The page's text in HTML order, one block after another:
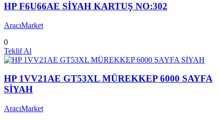
HP F6U66AE SİYAH KARTUŞ NO:302
AracıMarket
0
Teklif Al
HP 1VV21AE GT53XL MÜREKKEP 6000 SAYFA
SİYAH
AracıMarket